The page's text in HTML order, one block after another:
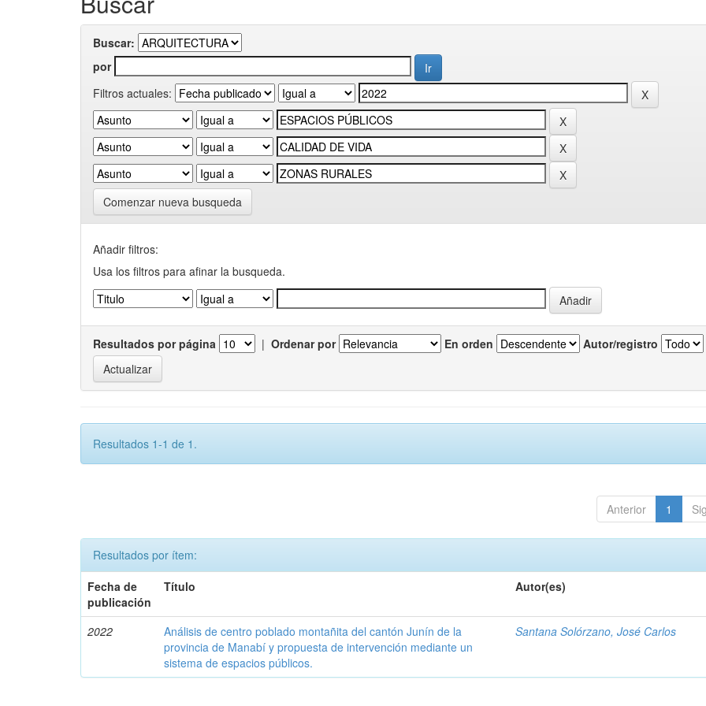
Buscar:
por
Filtros actuales:
Comenzar nueva busqueda
Añadir filtros:
Usa los filtros para afinar la busqueda.
Resultados por página | Ordenar por En orden Autor/registro
Resultados 1-1 de 1.
Anterior 1
Resultados por ítem:
Fecha de
publicación
Título Autor(es)
2022
Análisis de centro poblado montañita del cantón Junín de la
provincia de Manabí y propuesta de intervención mediante un
sistema de espacios públicos.
Santana Solórzano, José Carlos